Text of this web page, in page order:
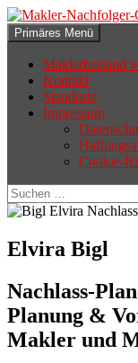
Zum
Inhalt
springen
Makler-
Suchen
Primäres Menü
Maklerbestand
Kontakt
Standorte
Impressum
Cookie-
Suchen
nach:
Elvira Bigl
Nachlass-
Planung &
Makler und